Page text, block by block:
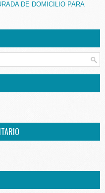
DE DOMICILIO PARA